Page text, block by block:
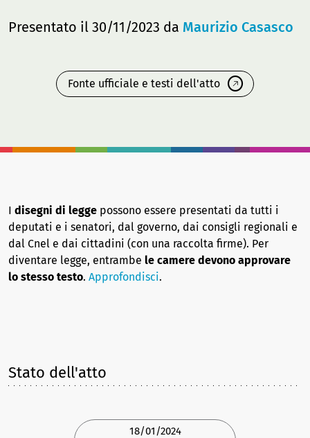
Presentato il 30/11/2023 da Maurizio Casasco
Fonte ufficiale e testi dell'atto
I disegni di legge possono essere presentati da tutti i
deputati e i senatori, dal governo, dai consigli regionali e
dal Cnel e dai cittadini (con una raccolta firme). Per
diventare legge, entrambe le camere devono approvare
lo stesso testo. Approfondisci.
Stato dell'atto
18/01/2024